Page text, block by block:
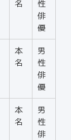
名
性
俳
優
本
名
男
性
俳
優
本
名
男
性
俳